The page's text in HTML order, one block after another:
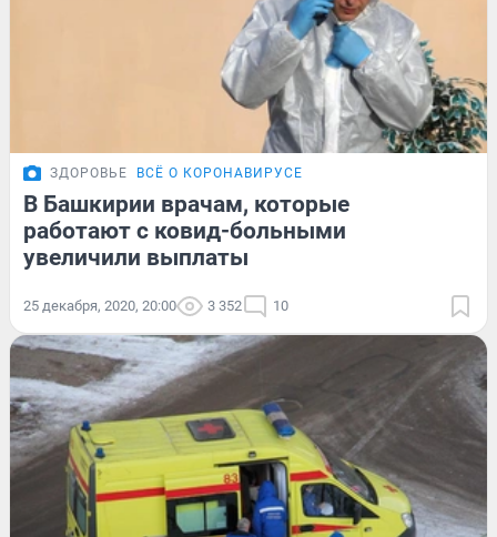
ЗДОРОВЬЕ ВСЁ О КОРОНАВИРУСЕ
В Башкирии врачам, которые
работают с ковид-больными
увеличили выплаты
25 декабря, 2020, 20:00 3 352 10